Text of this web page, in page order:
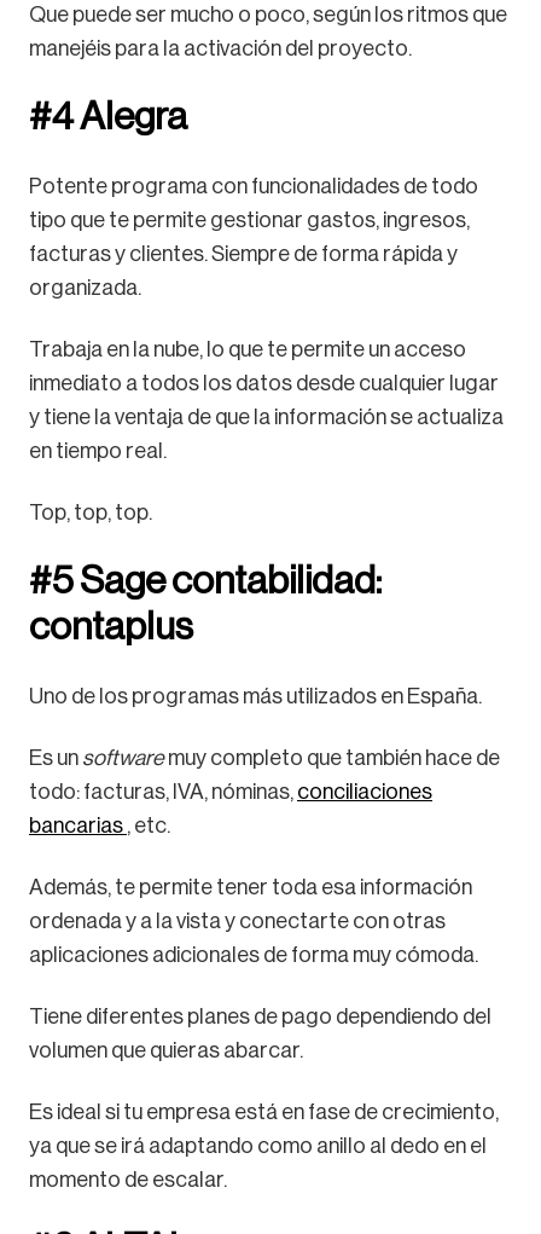
Que puede ser mucho o poco, según los ritmos que
manejéis para la activación del proyecto.
#4 Alegra
Potente programa con funcionalidades de todo
tipo que te permite gestionar gastos, ingresos,
facturas y clientes. Siempre de forma rápida y
organizada.
Trabaja en la nube, lo que te permite un acceso
inmediato a todos los datos desde cualquier lugar
y tiene la ventaja de que la información se actualiza
en tiempo real.
Top, top, top.
#5 Sage contabilidad:
contaplus
Uno de los programas más utilizados en España.
Es un softwaremuy completo que también hace de
todo: facturas, IVA, nóminas, conciliaciones
bancarias , etc.
Además, te permite tener toda esa información
ordenada y a la vista y conectarte con otras
aplicaciones adicionales de forma muy cómoda.
Tiene diferentes planes de pago dependiendo del
volumen que quieras abarcar.
Es ideal si tu empresa está en fase de crecimiento,
ya que se irá adaptando como anillo al dedo en el
momento de escalar.